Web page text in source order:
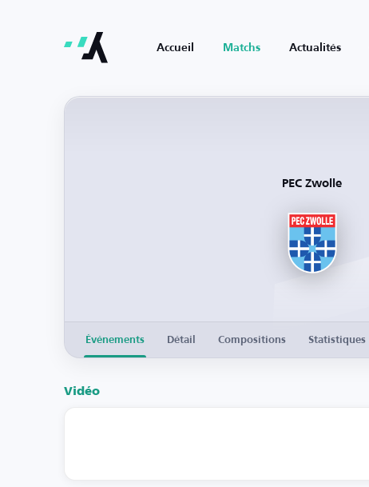
Accueil Matchs Actualités
PEC Zwolle
Événements Détail Compositions Statistiques
Vidéo